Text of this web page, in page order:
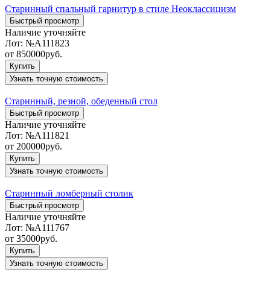
Старинный спальный гарнитур в стиле Неоклассицизм
Быстрый просмотр
Наличие уточняйте
Лот: №А111823
от 850000руб.
Купить
Узнать точную стоимость
Старинный, резной, обеденный стол
Быстрый просмотр
Наличие уточняйте
Лот: №А111821
от 200000руб.
Купить
Узнать точную стоимость
Старинный ломберный столик
Быстрый просмотр
Наличие уточняйте
Лот: №А111767
от 35000руб.
Купить
Узнать точную стоимость